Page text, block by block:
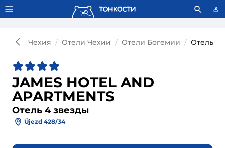
Тонкости используют сookie-файлы. Что это значит?
Чехия Отели Чехии Отели Богемии Отель
JAMES HOTEL AND
APARTMENTS
Отель 4 звезды
Újezd 428/34